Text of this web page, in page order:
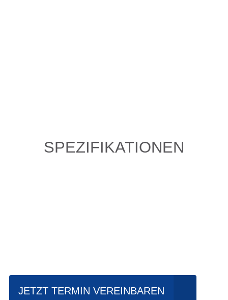
SPEZIFIKATIONEN
JETZT TERMIN VEREINBAREN